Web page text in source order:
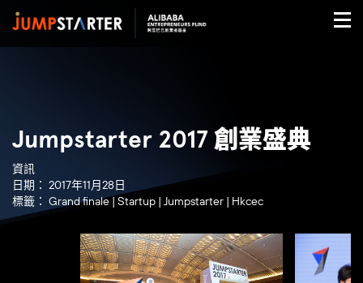
Jumpstarter 2017 創業盛典
資訊
日期： 2017年11月28日
標籤： Grand finale| Startup | Jumpstarter | Hkcec